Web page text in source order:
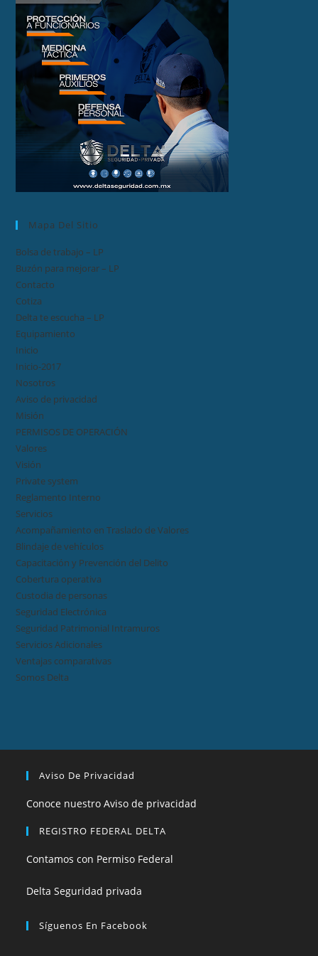
Mapa Del Sitio
Bolsa de trabajo – LP
Buzón para mejorar – LP
Contacto
Cotiza
Delta te escucha – LP
Equipamiento
Inicio
Inicio-2017
Nosotros
Aviso de privacidad
Misión
PERMISOS DE OPERACIÓN
Valores
Visión
Private system
Reglamento Interno
Servicios
Acompañamiento en Traslado de Valores
Blindaje de vehículos
Capacitación y Prevención del Delito
Cobertura operativa
Custodia de personas
Seguridad Electrónica
Seguridad Patrimonial Intramuros
Servicios Adicionales
Ventajas comparativas
Somos Delta
Aviso De Privacidad
Conoce nuestro Aviso de privacidad
REGISTRO FEDERAL DELTA
Contamos con Permiso Federal
Delta Seguridad privada
Síguenos En Facebook